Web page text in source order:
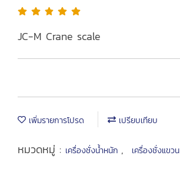
JC-M Crane scale
เพิ่มรายการโปรด เปรียบเทียบ
หมวดหมู่ : เครื่องชั่งน้ำหนัก , เครื่องชั่งแขวน